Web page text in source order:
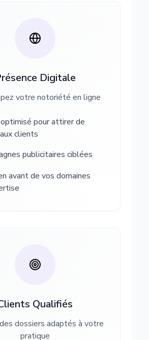
Digitale
votre notoriété en ligne
pour attirer de
clients
publicitaires ciblées
avant de vos domaines
Qualifiés
dossiers adaptés à votre
pratique